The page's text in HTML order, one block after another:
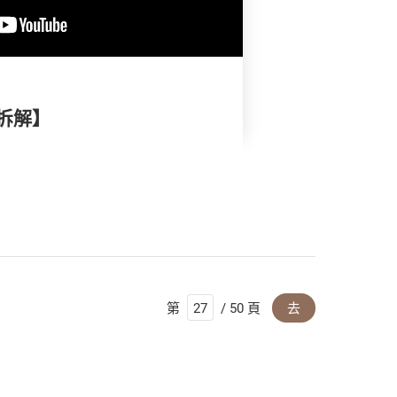
】
第 / 50 頁 去